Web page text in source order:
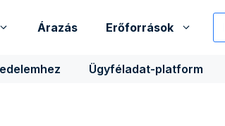
Árazás Erőforrások
Ügyféladat-platform